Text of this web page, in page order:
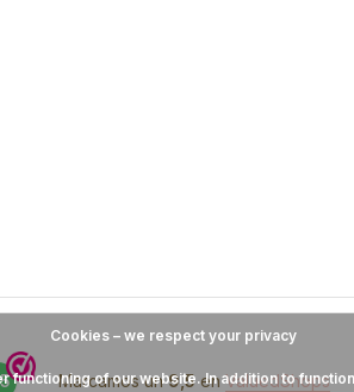
Marcamos un9,5enValuedShops
Cookies – we respect your privacy
of our website. In addition to